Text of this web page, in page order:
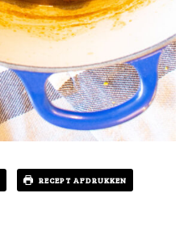
RECEPT AFDRUKKEN